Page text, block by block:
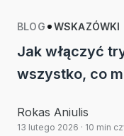
BLOG WSKAZÓWKI
Jak włączyć
wszystko, co
Rokas Aniulis
13 lutego 2026 · 10 min